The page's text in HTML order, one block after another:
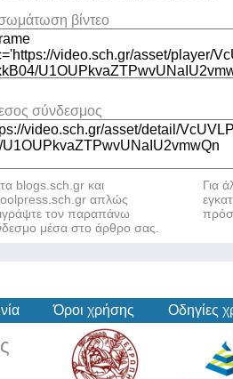
βίντεο
σύνδεσμος
τα blogs.sch.gr και
απλώς
τον παραπάνω
μέσα στο άρθρο σας.
Για
Όροι χρήσης Οδηγίες